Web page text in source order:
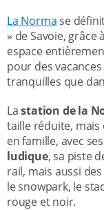
La Normase
» de Savoie,
espace
pour des
tranquilles que
Lastation de la
taille réduite,
en famille, avec ses
ludique, sa piste
rail, mais aussi
le snowpark, le
rouge et noir.